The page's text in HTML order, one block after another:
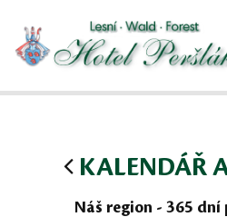
KALENDÁŘ
Náš region - 365 dní